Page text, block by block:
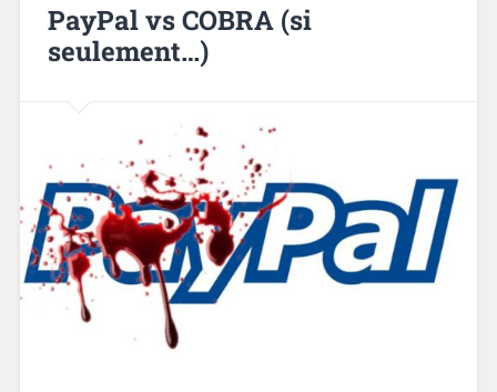
PayPal vs COBRA (si
seulement…)